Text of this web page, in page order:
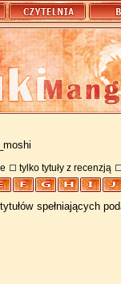
tylko tytuły z recenzją
spełniających